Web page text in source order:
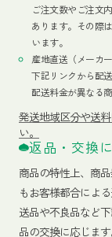
ご注文数やご注文
あります。その際
います。
産地直送（メーカ
下記リンクから配
配送料金が異なる
発送地域区分や送
い。
返品・交換
商品の特性上、商
もお客様都合によ
送品や不良品など
品の交換に応じま